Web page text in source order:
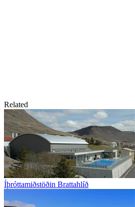
Related
Íþróttamiðstöðin Brattahlíð